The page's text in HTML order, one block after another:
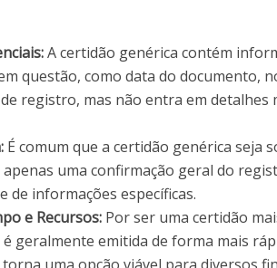
A certidão genérica contém
questão, como data do documento,
registro, mas não entra em detalhes
É comum que a certidão genérica seja
uma confirmação geral do
de informações específicas.
e Recursos: Por ser uma certidão
geralmente emitida de forma mais